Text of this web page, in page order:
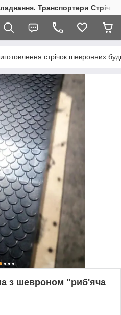
Транспортери
стрічок шевронних
з шевроном "риб'яча